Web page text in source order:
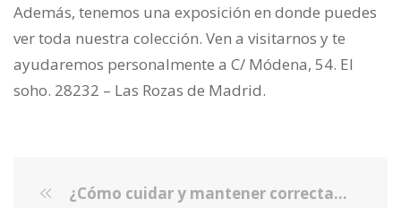
Además, tenemos una exposición en donde puedes
ver toda nuestra colección. Ven a visitarnos y te
ayudaremos personalmente a C/ Módena, 54. El
soho. 28232 – Las Rozas de Madrid.
¿Cómo cuidar y mantener correctamente las guillotinas de vidrio?